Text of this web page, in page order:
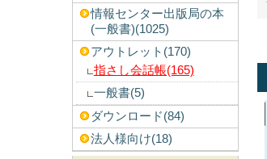
情報センター出版局の本
(一般書)(1025)
アウトレット(170)
指さし会話帳(165)
一般書(5)
ダウンロード(84)
法人様向け(18)